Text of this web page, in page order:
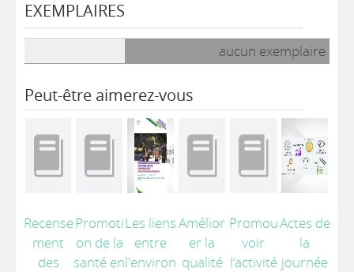
EXEMPLAIRES
aucun exemplaire
Peut-être aimerez-vous
Recense
ment
des
Promoti
on de la
santé en
Les liens
entre
l'environ
Amélior
er la
qualité
Promou
voir
l’activité
Actes de
la
journée